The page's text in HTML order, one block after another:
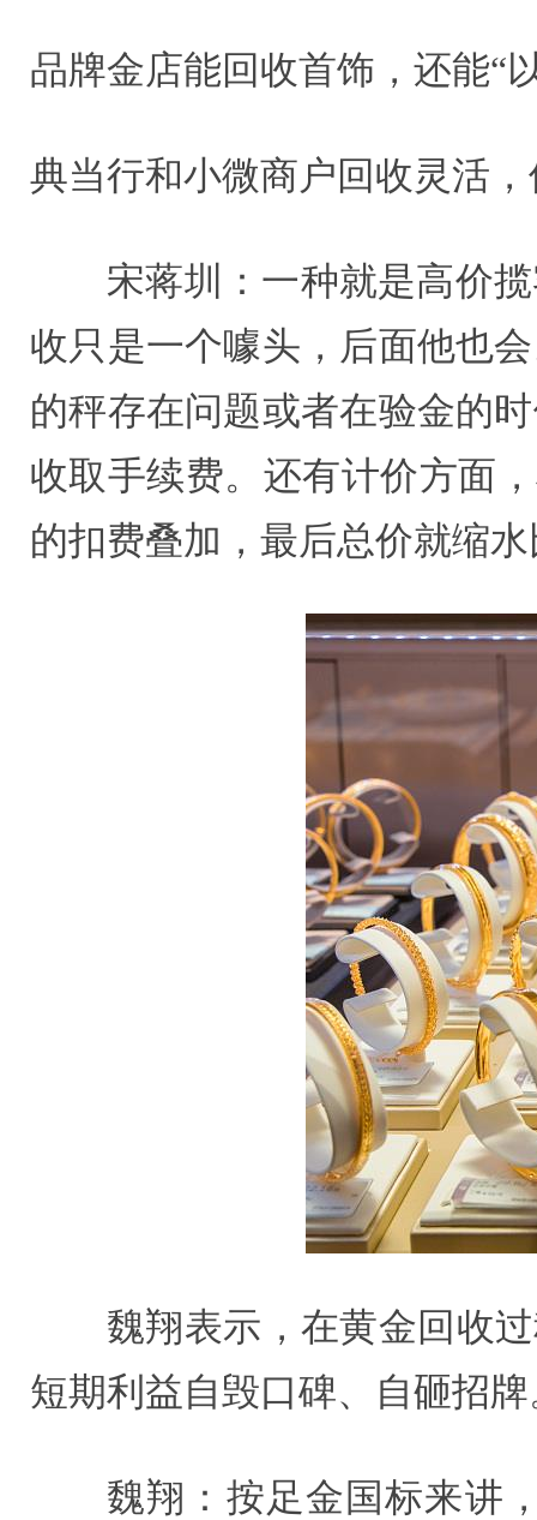
品牌金店能回收首饰，还能“
典当行和小微商户回收灵活
宋蒋圳：一种就是高价
收只是一个噱头，后面他也
的秤存在问题或者在验金的
收取手续费。还有计价方面
的扣费叠加，最后总价就缩
魏翔表示，在黄金回收
短期利益自毁口碑、自砸招
魏翔：按足金国标来讲